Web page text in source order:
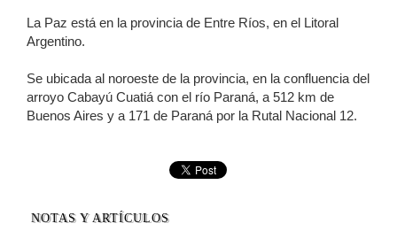
La Paz está en la provincia de Entre Ríos, en el Litoral
Argentino.
Se ubicada al noroeste de la provincia, en la confluencia del
arroyo Cabayú Cuatiá con el río Paraná, a 512 km de
Buenos Aires y a 171 de Paraná por la Rutal Nacional 12.
NOTAS Y ARTÍCULOS